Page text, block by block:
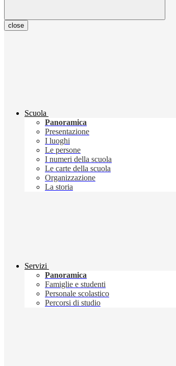
close
Scuola
Panoramica
Presentazione
I luoghi
Le persone
I numeri della scuola
Le carte della scuola
Organizzazione
La storia
Servizi
Panoramica
Famiglie e studenti
Personale scolastico
Percorsi di studio